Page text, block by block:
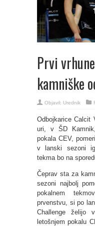
Prvi
kamniške
Objavil: Urednik
Odbojkarice Calcit
uri, v ŠD
pokala CEV,
v lanski sezoni
tekma bo na
Čeprav sta za
sezoni najbolj
pokalnem
prvenstvu, si po
Challenge
letošnjem pokalu